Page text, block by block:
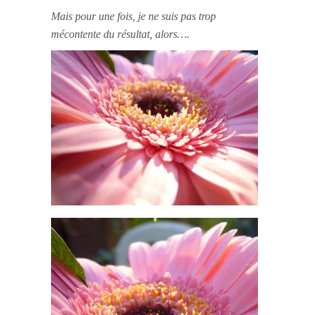
Mais pour une fois, je ne suis pas trop
mécontente du résultat, alors….